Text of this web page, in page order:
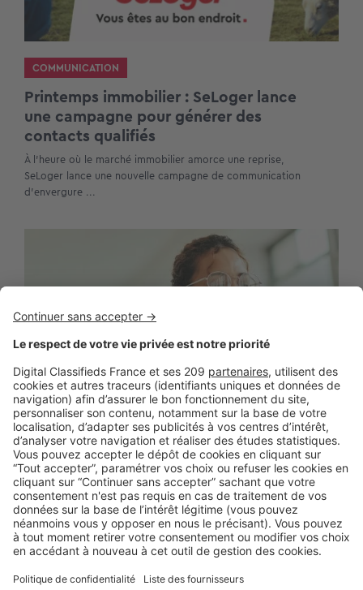
COMMUNICATION
Printemps immobilier : SeLoger lance
une campagne pour générer des
contacts qualifiés
À l’heure où le marché immobilier amorce une reprise,
SeLoger lance une nouvelle campagne de communication
d’envergure ...
BUSINESS
Boost Social Immo : la solution pour
piloter et amplifier la visibilité de vos
annonces sur les réseaux sociaux
SeLoger lance aujourd’hui Boost Social Immo, un outil qui
vous donne la possibilité de mettre en avant ...